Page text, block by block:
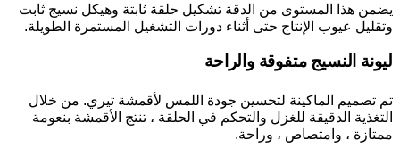
يضمن هذا المستوى من الدقة تشكيل حلقة ثابتة وهيكل نسيج ثابت
وتقليل عيوب الإنتاج حتى أثناء دورات التشغيل المستمرة الطويلة.
ليونة النسيج متفوقة والراحة
تم تصميم الماكينة لتحسين جودة اللمس لأقمشة تيري. من خلال
التغذية الدقيقة للغزل والتحكم في الحلقة ، تنتج الأقمشة بنعومة
ممتازة ، وامتصاص ، وراحة.